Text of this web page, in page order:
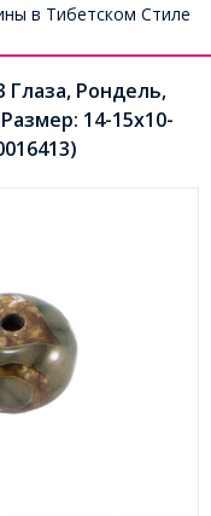
в Тибетском Стиле
Глаза, Рондель,
14-15x10-